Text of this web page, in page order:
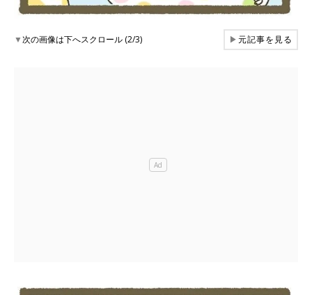
▼次の画像は下へスクロール (2/3) ▶元記事を見る